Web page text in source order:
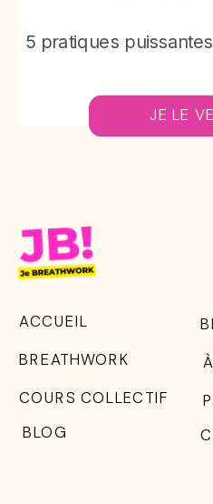
ACCUEIL
BREATHWORK
BLOG
COURS COLLECTIF
JE LE
5 pratiques